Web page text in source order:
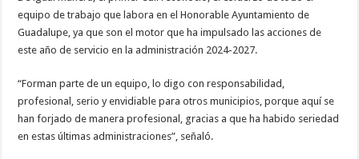
equipo de trabajo que labora en el Honorable Ayuntamiento de
Guadalupe, ya que son el motor que ha impulsado las acciones de
este año de servicio en la administración 2024-2027.
“Forman parte de un equipo, lo digo con responsabilidad,
profesional, serio y envidiable para otros municipios, porque aquí se
han forjado de manera profesional, gracias a que ha habido seriedad
en estas últimas administraciones”, señaló.